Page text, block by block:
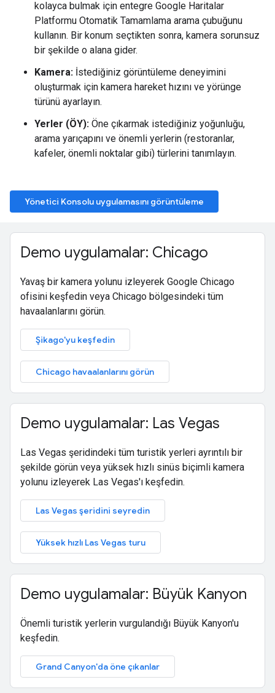
kolayca bulmak için entegre Google Haritalar
Platformu Otomatik Tamamlama arama çubuğunu
kullanın. Bir konum seçtikten sonra, kamera sorunsuz
bir şekilde o alana gider.
Kamera: İstediğiniz görüntüleme deneyimini
oluşturmak için kamera hareket hızını ve yörünge
türünü ayarlayın.
Yerler (ÖY): Öne çıkarmak istediğiniz yoğunluğu,
arama yarıçapını ve önemli yerlerin (restoranlar,
kafeler, önemli noktalar gibi) türlerini tanımlayın.
Yönetici Konsolu uygulamasını görüntüleme
Demo uygulamalar: Chicago
Yavaş bir kamera yolunu izleyerek Google Chicago
ofisini keşfedin veya Chicago bölgesindeki tüm
havaalanlarını görün.
Şikago'yu keşfedin
Chicago havaalanlarını görün
Demo uygulamalar: Las Vegas
Las Vegas şeridindeki tüm turistik yerleri ayrıntılı bir
şekilde görün veya yüksek hızlı sinüs biçimli kamera
yolunu izleyerek Las Vegas'ı keşfedin.
Las Vegas şeridini seyredin
Yüksek hızlı Las Vegas turu
Demo uygulamalar: Büyük Kanyon
Önemli turistik yerlerin vurgulandığı Büyük Kanyon'u
keşfedin.
Grand Canyon'da öne çıkanlar